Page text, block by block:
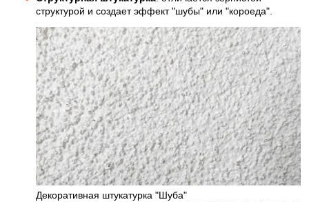
структурой и создает эффект "шубы" или "короеда".
Декоративная штукатурка "Шуба"